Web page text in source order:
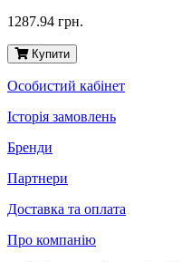
1287.94 грн.
Купити
Особистий кабінет
Історія замовлень
Бренди
Партнери
Доставка та оплата
Про компанію